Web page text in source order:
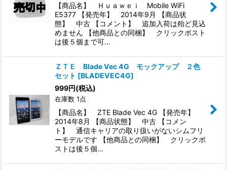
絞り込む
【商品名】 Ｈｕａｗｅｉ Mobile WiFi
E5377 【発売年】 2014年9月 【商品状
態】 中古 【コメント】 追加入荷は殆ど見込
めません 【他商品との同梱】 クリックポスト
は後５個まで可…
ＺＴＥ Blade Vec 4G モックアップ ２色
セット [BLADEVEC4G]
999円(税込)
在庫数 1点
【商品名】 ZTE Blade Vec 4G 【発売年】
2014年8月 【商品状態】 中古 【コメン
ト】 通信キャリアの取り扱いがないシムフリ
ーモデルです 【他商品との同梱】 クリックポ
ストは後５個…